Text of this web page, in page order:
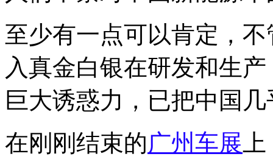
至少有一点可以肯定，
入真金白银在研发和生
巨大诱惑力，已把中国
在刚刚结束的广州车展